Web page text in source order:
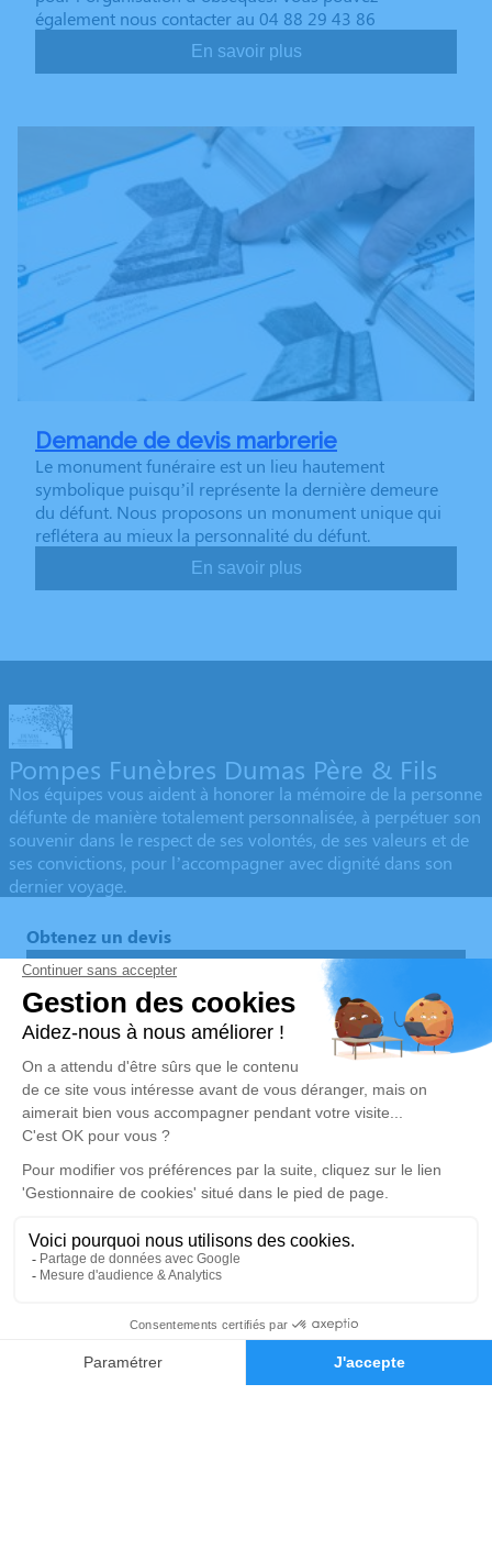
Demande de devis
également nous contacter au 04 88 29 43 86
En savoir plus
Demande de devis marbrerie
Le monument funéraire est un lieu hautement
symbolique puisqu’il représente la dernière demeure
du défunt. Nous proposons un monument unique qui
reflétera au mieux la personnalité du défunt.
En savoir plus
Pompes Funèbres Dumas Père & Fils
Nos équipes vous aident à honorer la mémoire de la personne
défunte de manière totalement personnalisée, à perpétuer son
souvenir dans le respect de ses volontés, de ses valeurs et de
ses convictions, pour l’accompagner avec dignité dans son
dernier voyage.
Obtenez un devis
Devis prévoyance
Devis marbrerie
Notre agence
Pompes Funèbres Dumas Père et Fils
04 65 66 26 95
18 Rue Jules Ferry - 13120 - Gardanne
5/5 - 344 avis
Nos Services
Demande de rendez-vous en